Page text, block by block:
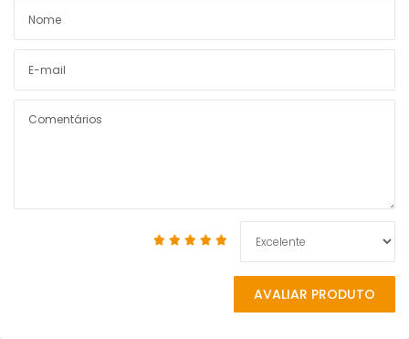
AVALIAR PRODUTO